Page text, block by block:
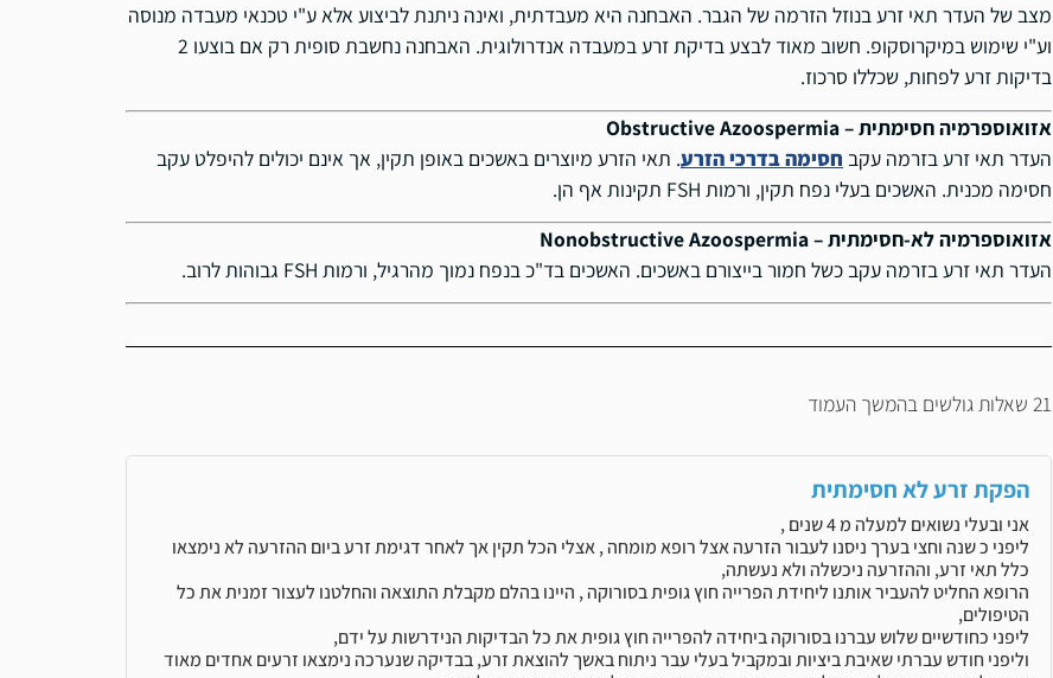
מצב של העדר תאי זרע בנוזל הזרמה של הגבר. האבחנה היא מעבדתית, ואינה ניתנת לביצוע אלא ע"י טכנאי מעבדה מנוסה
וע"י שימוש במיקרוסקופ. חשוב מאוד לבצע בדיקת זרע במעבדה אנדרולוגית. האבחנה נחשבת סופית רק אם בוצעו 2
בדיקות זרע לפחות, שכללו סרכוז.
אזואוספרמיה חסימתית – Obstructive Azoospermia
העדר תאי זרע בזרמה עקב חסימה בדרכי הזרע. תאי הזרע מיוצרים באשכים באופן תקין, אך אינם יכולים להיפלט עקב
חסימה מכנית. האשכים בעלי נפח תקין, ורמות FSH תקינות אף הן.
אזואוספרמיה לא-חסימתית – Nonobstructive Azoospermia
העדר תאי זרע בזרמה עקב כשל חמור בייצורם באשכים. האשכים בד"כ בנפח נמוך מהרגיל, ורמות FSH גבוהות לרוב.
21 שאלות גולשים בהמשך העמוד
הפקת זרע לא חסימתית
אני ובעלי נשואים למעלה מ 4 שנים ,
ליפני כ שנה וחצי בערך ניסנו לעבור הזרעה אצל רופא מומחה , אצלי הכל תקין אך לאחר דגימת זרע ביום ההזרעה לא נימצאו
כלל תאי זרע, וההזרעה ניכשלה ולא נעשתה,
הרופא החליט להעביר אותנו ליחידת הפרייה חוץ גופית בסורוקה , היינו בהלם מקבלת התוצאה והחלטנו לעצור זמנית את כל
הטיפולים,
ליפני כחודשיים שלוש עברנו בסורוקה ביחידה להפרייה חוץ גופית את כל הבדיקות הנידרשות על ידם,
וליפני חודש עברתי שאיבת ביציות ובמקביל בעלי עבר ניתוח באשך להוצאת זרע, בבדיקה שנערכה נימצאו זרעים אחדים מאוד